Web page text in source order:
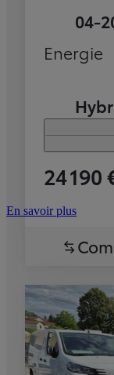
04-
Energie
24 190
En savoir plus